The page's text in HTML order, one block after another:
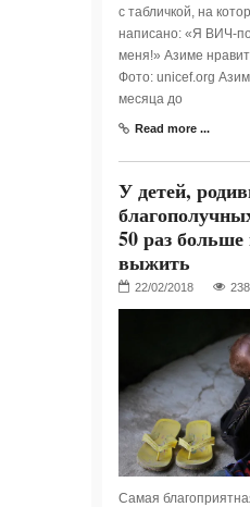
с табличкой, на
написано: «Я ВИЧ-
меня!» Азиме
Фото: unicef.org
месяца до
Read more ...
У детей,
50 раз
выжить
Самая